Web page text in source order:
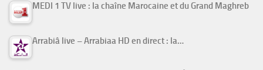
MEDI 1 TV live : la chaîne Marocaine et du Grand Maghreb
Arrabiâ live – Arrabiaa HD en direct : la…